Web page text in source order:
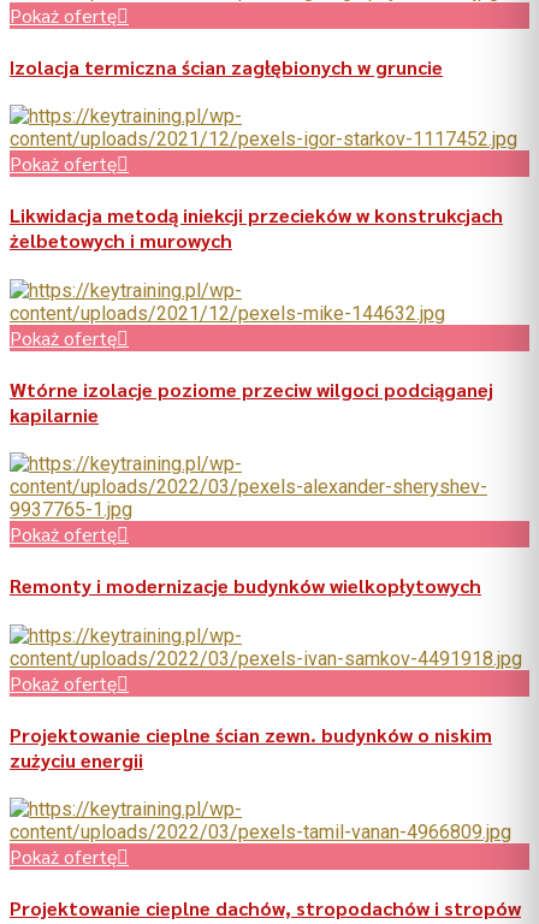
Pokaż ofertę
Izolacja termiczna ścian zagłębionych w gruncie
Pokaż ofertę
Likwidacja metodą iniekcji przecieków w konstrukcjach
żelbetowych i murowych
Pokaż ofertę
Wtórne izolacje poziome przeciw wilgoci podciąganej
kapilarnie
Pokaż ofertę
Remonty i modernizacje budynków wielkopłytowych
Pokaż ofertę
Projektowanie cieplne ścian zewn. budynków o niskim
zużyciu energii
Pokaż ofertę
Projektowanie cieplne dachów, stropodachów i stropów